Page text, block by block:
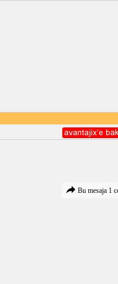
Bu mesaja 1